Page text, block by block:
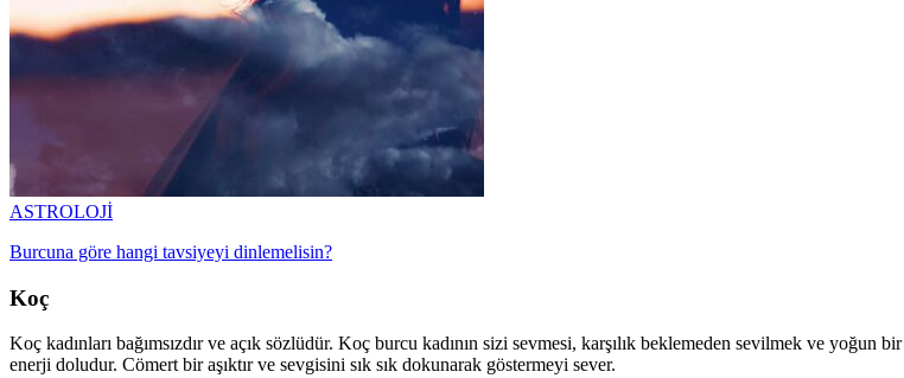
ASTROLOJİ
Burcuna göre hangi tavsiyeyi dinlemelisin?
Koç
Koç kadınları bağımsızdır ve açık sözlüdür. Koç burcu kadının sizi sevmesi, karşılık beklemeden sevilmek ve yoğun
enerji doludur. Cömert bir aşıktır ve sevgisini sık sık dokunarak göstermeyi sever.